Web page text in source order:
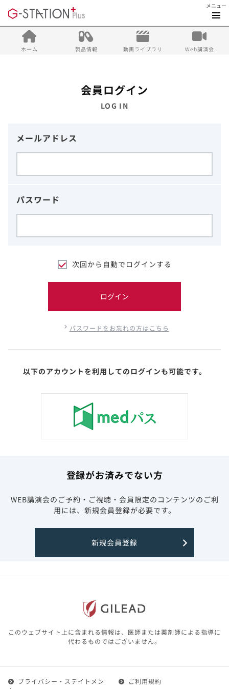
メニュー
ホーム 製品情報 動画ライブラリ Web講演会
会員ログイン
LOG IN
メールアドレス
パスワード
次回から自動でログインする
ログイン
パスワードをお忘れの方はこちら
以下のアカウントを利用してのログインも可能です。
登録がお済みでない方
WEB講演会のご予約・ご視聴・会員限定のコンテンツのご利
用には、新規会員登録が必要です。
新規会員登録
このウェブサイト上に含まれる情報は、医師または薬剤師による指導に
代わるものではございません。
プライバシー・ステイトメン
ご利用規約